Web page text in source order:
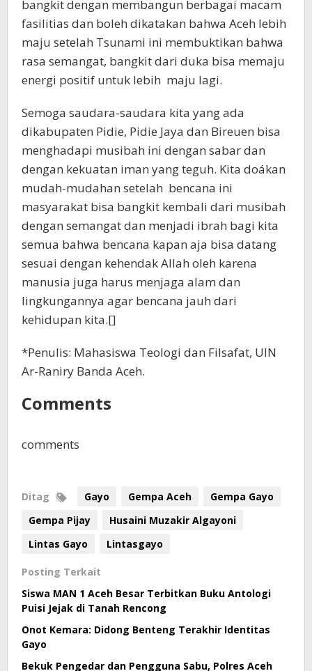
bangkit dengan membangun berbagai macam
fasilitias dan boleh dikatakan bahwa Aceh lebih
maju setelah Tsunami ini membuktikan bahwa
rasa semangat, bangkit dari duka bisa memaju
energi positif untuk lebih maju lagi.
Semoga saudara-saudara kita yang ada
dikabupaten Pidie, Pidie Jaya dan Bireuen bisa
menghadapi musibah ini dengan sabar dan
dengan kekuatan iman yang teguh. Kita doákan
mudah-mudahan setelah bencana ini
masyarakat bisa bangkit kembali dari musibah
dengan semangat dan menjadi ibrah bagi kita
semua bahwa bencana kapan aja bisa datang
sesuai dengan kehendak Allah oleh karena
manusia juga harus menjaga alam dan
lingkungannya agar bencana jauh dari
kehidupan kita.[]
*Penulis: Mahasiswa Teologi dan Filsafat, UIN
Ar-Raniry Banda Aceh.
Comments
comments
Ditag Gayo Gempa Aceh
Gempa Gayo
Gempa Pijay
Husaini Muzakir Algayoni
Lintas Gayo
Lintasgayo
Posting Terkait
Siswa MAN 1 Aceh Besar Terbitkan Buku Antologi
Puisi Jejak di Tanah Rencong
Onot Kemara: Didong Benteng Terakhir Identitas
Gayo
Bekuk Pengedar dan Pengguna Sabu, Polres Aceh